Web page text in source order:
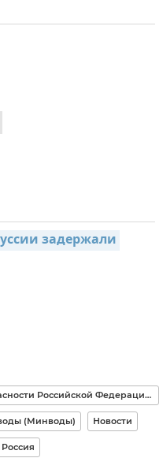
задержали
ФСБ РФ (Федеральная служба безопасности Российской Федерации)
(Минводы) Новости
Россия